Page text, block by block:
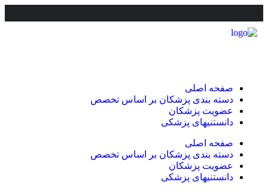
صفحه اصلی
دسته بندی پزشکان بر اساس تخصص
عضویت پزشکان
دانستنیهای پزشکی
صفحه اصلی
دسته بندی پزشکان بر اساس تخصص
عضویت پزشکان
دانستنیهای پزشکی